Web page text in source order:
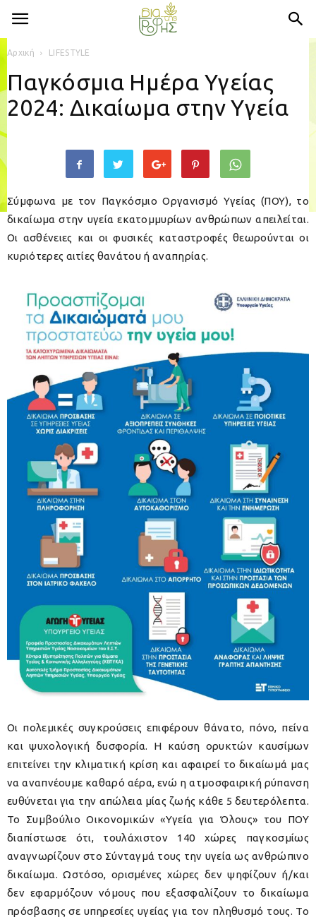
Αρχική LIFESTYLE
Παγκόσμια Ημέρα Υγείας
2024: Δικαίωμα στην Υγεία
Σύμφωνα με τον Παγκόσμιο Οργανισμό Υγείας (ΠΟΥ), το
δικαίωμα στην υγεία εκατομμυρίων ανθρώπων απειλείται.
Οι ασθένειες και οι φυσικές καταστροφές θεωρούνται οι
κυριότερες αιτίες θανάτου ή αναπηρίας.
Οι πολεμικές συγκρούσεις επιφέρουν θάνατο, πόνο, πείνα
και ψυχολογική δυσφορία. Η καύση ορυκτών καυσίμων
επιτείνει την κλιματική κρίση και αφαιρεί το δικαίωμά μας
να αναπνέουμε καθαρό αέρα, ενώ η ατμοσφαιρική ρύπανση
ευθύνεται για την απώλεια μίας ζωής κάθε 5 δευτερόλεπτα.
Το Συμβούλιο Οικονομικών «Υγεία για Όλους» του ΠΟΥ
διαπίστωσε ότι, τουλάχιστον 140 χώρες παγκοσμίως
αναγνωρίζουν στο Σύνταγμά τους την υγεία ως ανθρώπινο
δικαίωμα. Ωστόσο, ορισμένες χώρες δεν ψηφίζουν ή/και
δεν εφαρμόζουν νόμους που εξασφαλίζουν το δικαίωμα
πρόσβασης σε υπηρεσίες υγείας για τον πληθυσμό τους. Το